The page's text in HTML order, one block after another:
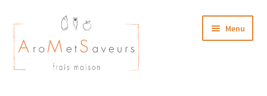
Aller
à
la
navigation
Aller
au
contenu
Menu